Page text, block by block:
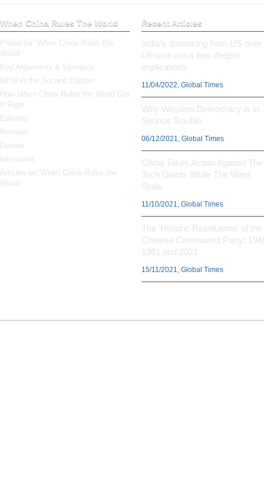
When China Rules The World
Praise for ‘When China Rules the
World’
Key Arguments & Synopsis
NEW in the Second Edition
How When China Rules the World Got
It Right
Editions
Reviews
Debate
Interviews
Articles on ‘When China Rules the
World’
Recent Articles
India’s distancing from US over
Ukraine crisis has deeper
implications
11/04/2022, Global Times
Why Western Democracy is in
Serious Trouble
06/12/2021, Global Times
China Takes Action Against The
Tech Giants While The West
Stalls
11/10/2021, Global Times
The ‘Historic Resolutions’ of the
Chinese Communist Party:
1981 and 2021
15/11/2021, Global Times